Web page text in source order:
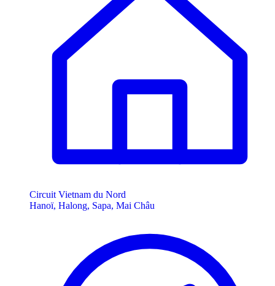
Circuit Vietnam du Nord
Hanoï, Halong, Sapa, Mai Châu